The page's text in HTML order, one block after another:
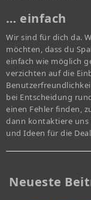
… einfach
Wir sind für dich da.
möchten, dass du
einfach wie möglich
verzichten auf die
bei Entscheidung
einen Fehler finden,
dann kontaktiere uns
und Ideen für die
Neueste